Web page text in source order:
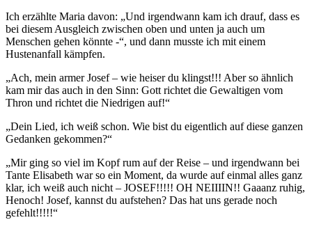
Ich erzählte Maria davon: „Und irgendwann kam ich drauf, dass es
bei diesem Ausgleich zwischen oben und unten ja auch um
Menschen gehen könnte -“, und dann musste ich mit einem
Hustenanfall kämpfen.
„Ach, mein armer Josef – wie heiser du klingst!!! Aber so ähnlich
kam mir das auch in den Sinn: Gott richtet die Gewaltigen vom
Thron und richtet die Niedrigen auf!“
„Dein Lied, ich weiß schon. Wie bist du eigentlich auf diese ganzen
Gedanken gekommen?“
„Mir ging so viel im Kopf rum auf der Reise – und irgendwann bei
Tante Elisabeth war so ein Moment, da wurde auf einmal alles ganz
klar, ich weiß auch nicht – JOSEF!!!!! OH NEIIIIN!! Gaaanz ruhig,
Henoch! Josef, kannst du aufstehen? Das hat uns gerade noch
gefehlt!!!!!“